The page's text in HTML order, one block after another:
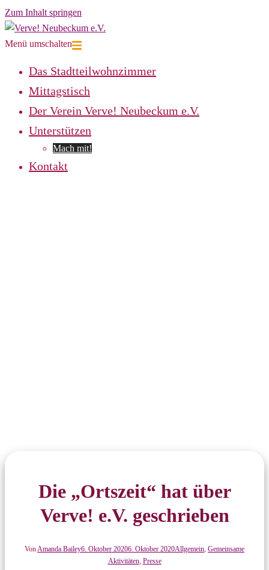
Zum Inhalt springen
Menü umschalten
Das Stadtteilwohnzimmer
Mittagstisch
Der Verein Verve! Neubeckum e.V.
Unterstützen
Mach mit!
Kontakt
Die „Ortszeit“ hat über
Verve! e.V. geschrieben
VonAmanda Bailey6. Oktober 20206. Oktober 2020Allgemein, Gemeinsame
Aktivitäten, Presse